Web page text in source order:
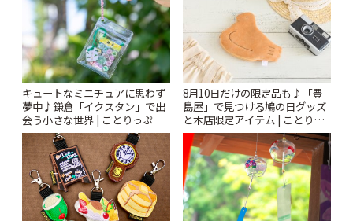
キュートなミニチュアに思わず
夢中♪鎌倉「イクスタン」で出
会う小さな世界 | ことりっぷ
8月10日だけの限定品も♪「豊
島屋」で見つける鳩の日グッズ
と本店限定アイテム | ことりっ
ぷ